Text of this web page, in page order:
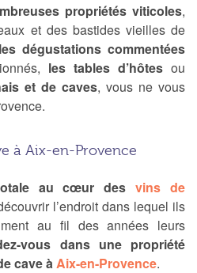
propriétés viticoles,
et des bastides vieilles de
les dégustations commentées
les tables d’hôtes ou
et de caves, vous ne vous
à Aix-en-Provence
au cœur desvins de
l’endroit dans lequel ils
au fil des années leurs
vous dans une propriété
cave àAix-en-Provence.